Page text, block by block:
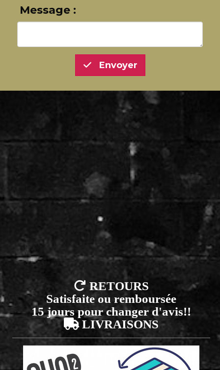
Message :
Envoyer
 RETOURS
Satisfaite ou remboursée
15 jours pour changer d'avis!!
 LIVRAISONS